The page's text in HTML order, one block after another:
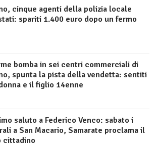
cinque agenti della polizia locale
spariti 1.400 euro dopo un fermo
bomba in sei centri commerciali di
spunta la pista della vendetta: sentiti
e il figlio 14enne
saluto a Federico Venco: sabato i
a San Macario, Samarate proclama il
cittadino